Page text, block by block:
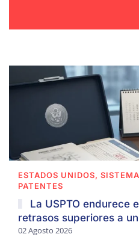
ESTADOS UNIDOS,
PATENTES
La USPTO endurece
retrasos superiores a
02 Agosto 2026